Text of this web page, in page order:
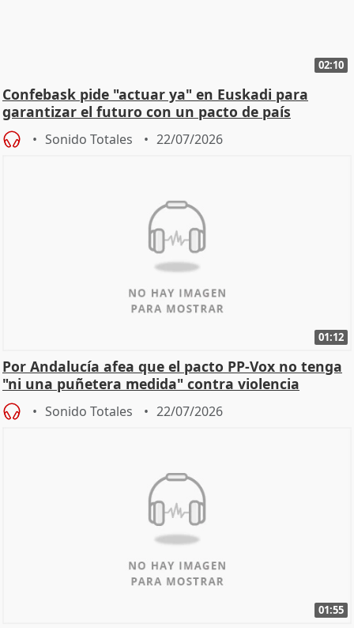
02:10
Confebask pide "actuar ya" en Euskadi para
garantizar el futuro con un pacto de país
Sonido Totales 22/07/2026
01:12
Por Andalucía afea que el pacto PP-Vox no tenga
"ni una puñetera medida" contra violencia
machista
Sonido Totales 22/07/2026
01:55